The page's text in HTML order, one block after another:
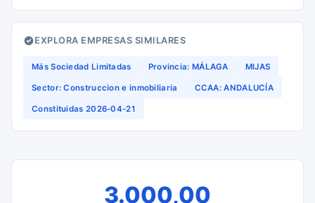
EXPLORA EMPRESAS SIMILARES
Más Sociedad Limitadas Provincia: MÁLAGA MIJAS
Sector: Construccion e inmobiliaria CCAA: ANDALUCÍA
Constituidas 2026-04-21
3.000,00